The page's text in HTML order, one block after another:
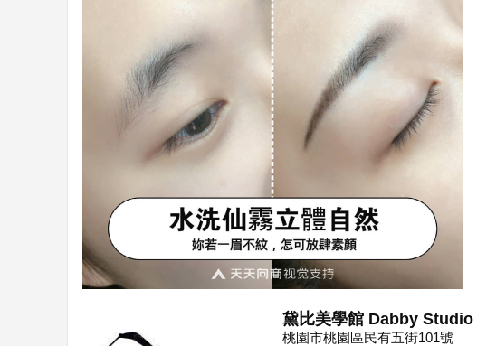
黛比美學館 Dabby Studio
桃園市桃園區民有五街101號